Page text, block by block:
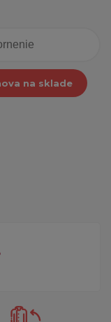
na sklade